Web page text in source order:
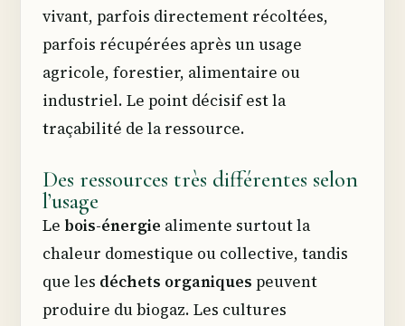
vivant, parfois directement récoltées,
parfois récupérées après un usage
agricole, forestier, alimentaire ou
industriel. Le point décisif est la
traçabilité de la ressource.
Des ressources très différentes selon
l’usage
Le bois-énergie alimente surtout la
chaleur domestique ou collective, tandis
que les déchets organiques peuvent
produire du biogaz. Les cultures